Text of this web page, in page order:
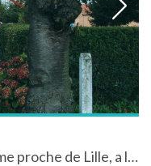
Location de chalets et mobil home proche de Lille, a la campagne et au calme